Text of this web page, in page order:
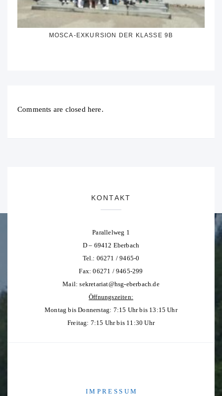
MOSCA-EXKURSION DER KLASSE 9B
Comments are closed here.
KONTAKT
Parallelweg 1
D – 69412 Eberbach
Tel.: 06271 / 9465-0
Fax: 06271 / 9465-299
Mail:sekretariat@hsg-eberbach.de
Öffnungszeiten:
Montag bis Donnerstag: 7:15 Uhr bis 13:15 Uhr
Freitag: 7:15 Uhr bis 11:30 Uhr
I M P R E S S U M